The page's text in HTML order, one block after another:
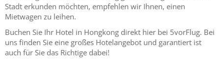
Stadt erkunden möchten, empfehlen wir Ihnen, einen
Mietwagen zu leihen.
Buchen Sie Ihr Hotel in Hongkong direkt hier bei 5vorFlug. Bei
uns finden Sie eine großes Hotelangebot und garantiert ist
auch für Sie das Richtige dabei!